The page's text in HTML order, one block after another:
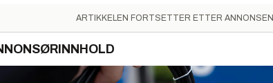
ARTIKKELEN FORTSETTER ETTER ANNONSEN